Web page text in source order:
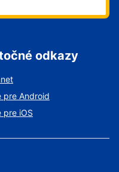
odkazy
pre Android
pre iOS